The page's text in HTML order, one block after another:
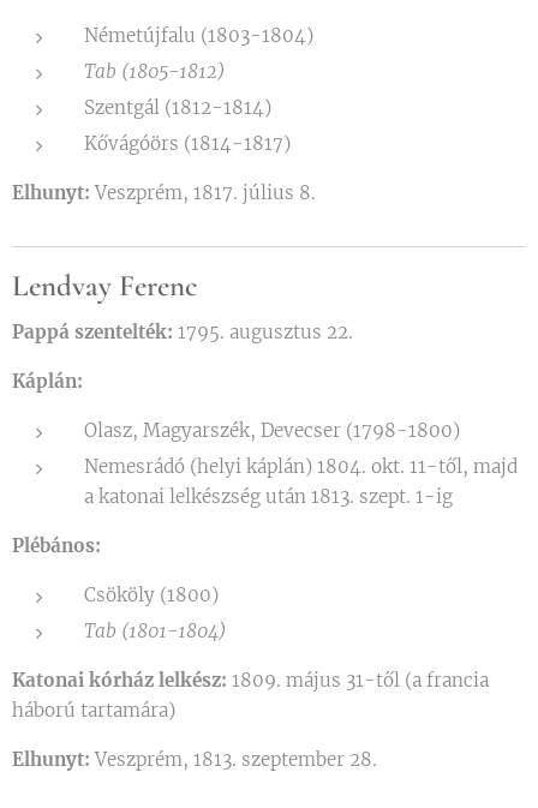
Németújfalu (1803-1804)
Tab (1805-1812)
Szentgál (1812-1814)
Kővágóörs (1814-1817)
Elhunyt: Veszprém, 1817. július 8.
Lendvay Ferenc
Pappá szentelték: 1795. augusztus 22.
Káplán:
Olasz, Magyarszék, Devecser (1798-1800)
Nemesrádó (helyi káplán) 1804. okt. 11-től, majd
a katonai lelkészség után 1813. szept. 1-ig
Plébános:
Csököly (1800)
Tab (1801-1804)
Katonai kórház lelkész: 1809. május 31-től (a francia
háború tartamára)
Elhunyt: Veszprém, 1813. szeptember 28.